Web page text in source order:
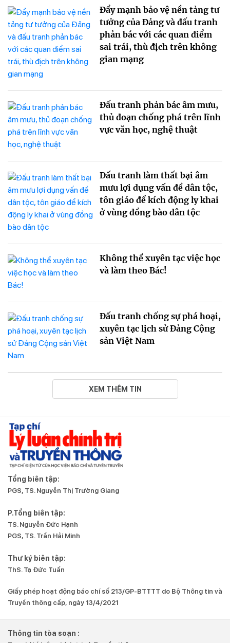
Đẩy mạnh bảo vệ nền tảng tư
tưởng của Đảng và đấu tranh
phản bác với các quan điểm
sai trái, thù địch trên không
gian mạng
Đấu tranh phản bác âm mưu,
thủ đoạn chống phá trên lĩnh
vực văn học, nghệ thuật
Đấu tranh làm thất bại âm
mưu lợi dụng vấn đề dân tộc,
tôn giáo để kích động ly khai
ở vùng đồng bào dân tộc
Không thể xuyên tạc việc học
và làm theo Bác!
Đấu tranh chống sự phá hoại,
xuyên tạc lịch sử Đảng Cộng
sản Việt Nam
XEM THÊM TIN
Tổng biên tập:
PGS, TS. Nguyễn Thị Trường Giang
P.Tổng biên tập:
TS. Nguyễn Đức Hạnh
PGS, TS. Trần Hải Minh
Thư ký biên tập:
ThS. Tạ Đức Tuấn
Giấy phép hoạt động báo chí số 213/GP-BTTTT do Bộ Thông tin và
Truyền thông cấp, ngày 13/4/2021
Thông tin tòa soạn :